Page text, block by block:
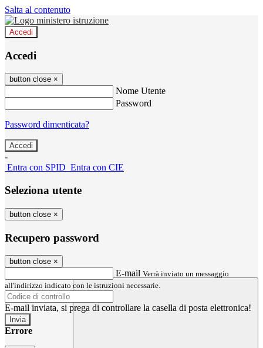
Salta al contenuto
Accedi
Accedi
button close ×
Nome Utente
Password
Password dimenticata?
-
Entra con SPID Entra con CIE
Seleziona utente
button close ×
Recupero password
button close ×
E-mail Verrà inviato un messaggio
all'indirizzo indicato con le istruzioni necessarie.
E-mail inviata, si prega di controllare la casella di posta elettronica!
Errore